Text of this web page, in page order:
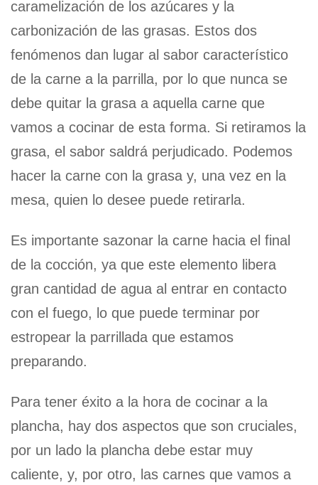
caramelización de los azúcares y la
carbonización de las grasas. Estos dos
fenómenos dan lugar al sabor característico
de la carne a la parrilla, por lo que nunca se
debe quitar la grasa a aquella carne que
vamos a cocinar de esta forma. Si retiramos la
grasa, el sabor saldrá perjudicado. Podemos
hacer la carne con la grasa y, una vez en la
mesa, quien lo desee puede retirarla.
Es importante sazonar la carne hacia el final
de la cocción, ya que este elemento libera
gran cantidad de agua al entrar en contacto
con el fuego, lo que puede terminar por
estropear la parrillada que estamos
preparando.
Para tener éxito a la hora de cocinar a la
plancha, hay dos aspectos que son cruciales,
por un lado la plancha debe estar muy
caliente, y, por otro, las carnes que vamos a